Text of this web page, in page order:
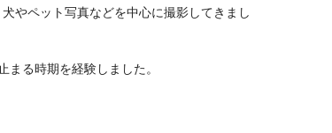
やペット写真などを中心に撮影してきまし
る時期を経験しました。